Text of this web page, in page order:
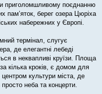
приголомшливому поєднанню
пам’яток, берег озера Цюріха
набережних у Європі.
термінал, слугує
де елегантні лебеді
в неквапливі круїзи. Площа
кілька кроків, є домом для
культури міста, де
неба та концерти.